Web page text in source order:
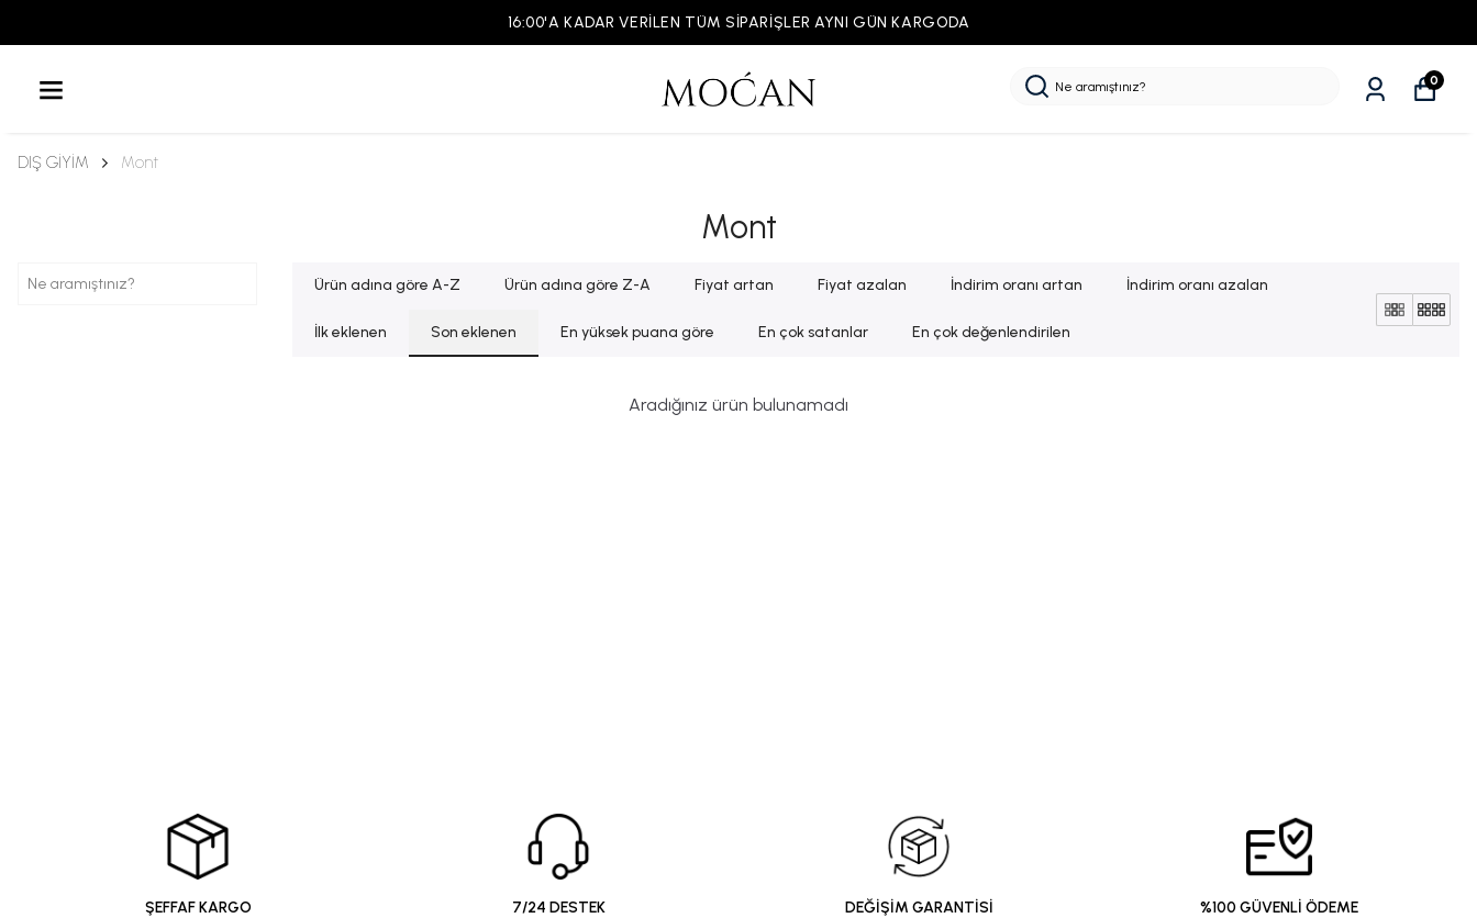
16:00'A KADAR VERİLEN TÜM SİPARİŞLER AYNI GÜN KARGODA
0
DIŞ GİYİM Mont
Mont
Ürün adına göre A-Z Ürün adına göre Z-A Fiyat artan Fiyat azalan İndirim oranı artan İndirim oranı azalan
İlk eklenen Son eklenen En yüksek puana göre En çok satanlar En çok değenlendirilen
Aradığınız ürün bulunamadı
ŞEFFAF KARGO
7/24 DESTEK
DEĞİŞİM GARANTİSİ
%100 GÜVENLİ ÖDEME